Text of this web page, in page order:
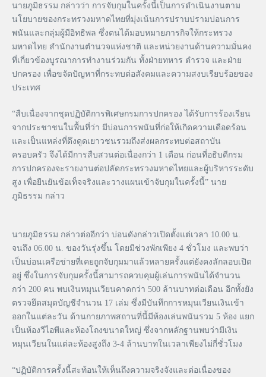
นายภูมิธรรม กล่าวว่า การจับกุมในครั้งนี้เป็นการดำเนินงานตาม
นโยบายของกระทรวงมหาดไทยที่มุ่งเน้นการปราบปรามบ่อนการ
พนันและกลุ่มผู้มีอิทธิพล ซึ่งตนได้มอบหมายภารกิจให้กระทรวง
มหาดไทย สำนักงานตำนวจแห่งชาติ และหน่วยงานด้านความมั่นคง
ที่เกี่ยวข้องบูรณาการทำงานร่วมกัน ทั้งฝ่ายทหาร ตำรวจ และฝ่าย
ปกครอง เพื่อขจัดปัญหาที่กระทบต่อสังคมและความสงบเรียบร้อยของ
ประเทศ
“สืบเนื่องจากชุดปฏิบัติการพิเศษกรมการปกครอง ได้รับการร้องเรียน
จากประชาชนในพื้นที่ว่า มีบ่อนการพนันที่ก่อให้เกิดความเดือดร้อน
และเป็นแหล่งที่ดึงดูดเยาวชนรวมถึงส่งผลกระทบต่อสถาบัน
ครอบครัว จึงได้มีการสืบสวนต่อเนื่องกว่า 1 เดือน ก่อนที่อธิบดีกรม
การปกครองจะรายงานต่อปลัดกระทรวงมหาดไทยและผู้บริหารระดับ
สูง เพื่อยืนยันข้อเท็จจริงและวางแผนเข้าจับกุมในครั้งนี้” นาย
ภูมิธรรม กล่าว
นายภูมิธรรม กล่าวต่ออีกว่า บ่อนดังกล่าวเปิดตั้งแต่เวลา 10.00 น.
จนถึง 06.00 น. ของวันรุ่งขึ้น โดยมีช่วงพักเพียง 4 ชั่วโมง และพบว่า
เป็นบ่อนเครือข่ายที่เคยถูกจับกุมมาแล้วหลายครั้งแต่ยังคงลักลอบเปิด
อยู่ ซึ่งในการจับกุมครั้งนี้สามารถควบคุมผู้เล่นการพนันได้จำนวน
กว่า 200 คน พบเงินหมุนเวียนคาดกว่า 500 ล้านบาทต่อเดือน อีกทั้งยัง
ตรวจยึดสมุดบัญชีจำนวน 17 เล่ม ซึ่งมีบันทึกการหมุนเวียนเงินเข้า
ออกในแต่ละวัน ด้านกายภาพสถานที่นี้มีห้องเล่นพนันรวม 5 ห้อง แยก
เป็นห้องวีไอพีและห้องโถงขนาดใหญ่ ซึ่งจากหลักฐานพบว่ามีเงิน
หมุนเวียนในแต่ละห้องสูงถึง 3-4 ล้านบาทในเวลาเพียงไม่กี่ชั่วโมง
“ปฏิบัติการครั้งนี้สะท้อนให้เห็นถึงความจริงจังและต่อเนื่องของ